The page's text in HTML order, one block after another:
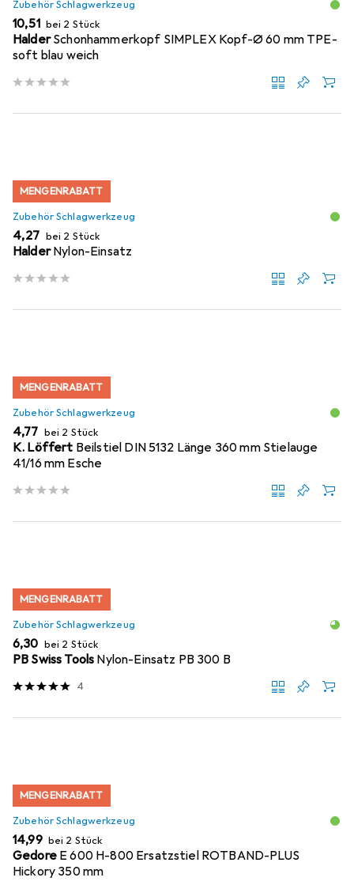
Zubehör Schlagwerkzeug
EUR
10,51 bei 2 Stück
Halder Schonhammerkopf SIMPLEX Kopf-Ø 60 mm TPE-
soft blau weich
MENGENRABATT
Zubehör Schlagwerkzeug
EUR
4,27 bei 2 Stück
Halder Nylon-Einsatz
MENGENRABATT
Zubehör Schlagwerkzeug
EUR
4,77 bei 2 Stück
K. Löffert Beilstiel DIN 5132 Länge 360 mm Stielauge
41/16 mm Esche
MENGENRABATT
Zubehör Schlagwerkzeug
EUR
6,30 bei 2 Stück
PB Swiss Tools Nylon-Einsatz PB 300 B
4
MENGENRABATT
Zubehör Schlagwerkzeug
EUR
14,99 bei 2 Stück
Gedore E 600 H-800 Ersatzstiel ROTBAND-PLUS
Hickory 350 mm